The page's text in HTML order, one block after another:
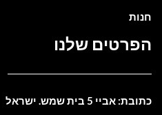
חנות
הפרטים שלנו
כתובת: אביי 5 בית שמש. ישראל